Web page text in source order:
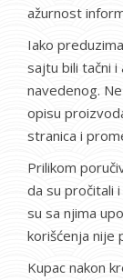
ažurnost
Iako
sajtu bili tačni
navedenog.
opisu
stranica i
Prilikom
da su pročitali
su sa njima
korišćenja nije
Kupac nakon